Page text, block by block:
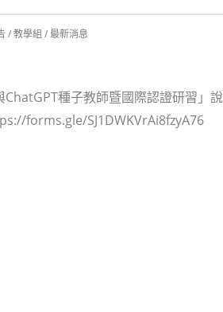
/ 教學組 / 最新消息
種子教師暨國際認證研習」
forms.gle/SJ1DWKVrAi8fzyA76